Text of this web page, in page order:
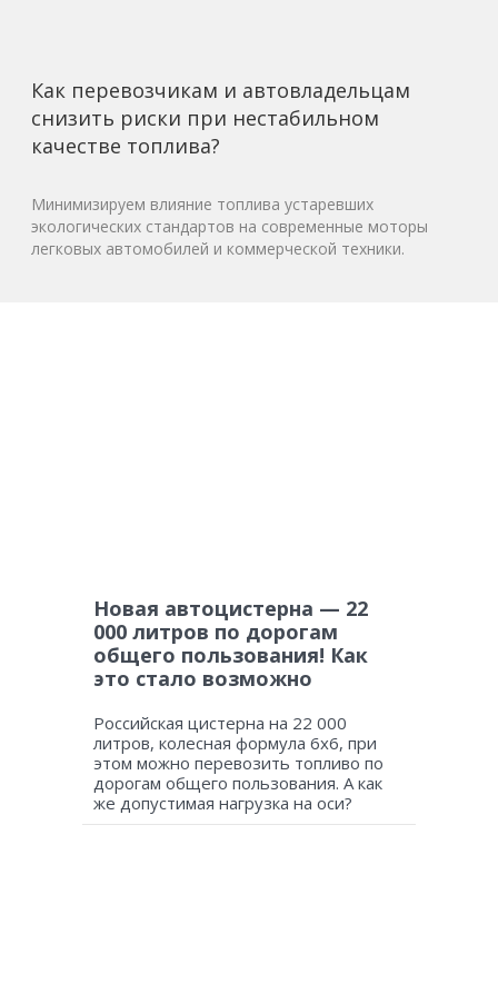
Как перевозчикам и автовладельцам
снизить риски при нестабильном
качестве топлива?
Минимизируем влияние топлива устаревших
экологических стандартов на современные моторы
легковых автомобилей и коммерческой техники.
Новая автоцистерна — 22
000 литров по дорогам
общего пользования! Как
это стало возможно
Российская цистерна на 22 000
литров, колесная формула 6х6, при
этом можно перевозить топливо по
дорогам общего пользования. А как
же допустимая нагрузка на оси?